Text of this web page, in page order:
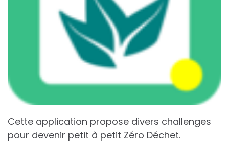
Cette application propose divers challenges
pour devenir petit à petit Zéro Déchet.